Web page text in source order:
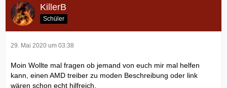
KillerB
Schüler
29. Mai 2020 um 03:38
Moin Wollte mal fragen ob jemand von euch mir mal helfen
kann, einen AMD treiber zu moden Beschreibung oder link
wären schon echt hilfreich.